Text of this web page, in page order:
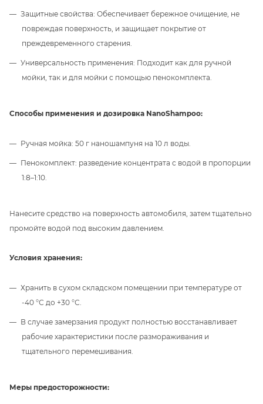
Защитные свойства: Обеспечивает бережное очищение, не
повреждая поверхность, и защищает покрытие от
преждевременного старения.
Универсальность применения: Подходит как для ручной
мойки, так и для мойки с помощью пенокомплекта.
Способы применения и дозировка NanoShampoo:
Ручная мойка: 50 г наношампуня на 10 л воды.
Пенокомплект: разведение концентрата с водой в пропорции
1:8–1:10.
Нанесите средство на поверхность автомобиля, затем тщательно
промойте водой под высоким давлением.
Условия хранения:
Хранить в сухом складском помещении при температуре от
-40 °С до +30 °С.
В случае замерзания продукт полностью восстанавливает
рабочие характеристики после размораживания и
тщательного перемешивания.
Меры предосторожности: